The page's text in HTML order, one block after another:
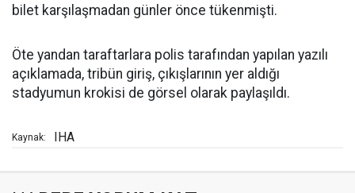
bilet karşılaşmadan günler önce tükenmişti.
Öte yandan taraftarlara polis tarafından yapılan yazılı
açıklamada, tribün giriş, çıkışlarının yer aldığı
stadyumun krokisi de görsel olarak paylaşıldı.
Kaynak: IHA